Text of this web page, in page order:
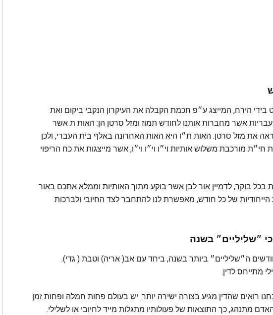
הירח, המייצג ע״פ חכמת הקבלה את העיקרון הנקבי ביקום ואת
אשר מחברות אותנו לחודש תמוז ומזל סרטן הן: האות ת אשר
את מזל סרטן. האות ת״ו היא האות האחרונה באלף בית העברי, ולכן
מורכבת משלוש אותיות וי״ו וי״ו וי״ו, אשר מייצגות את כח הריפוי
בכל בוקר, לדמיין אור לבן אשר בוקע מתוך האותיות וממלא אתכם באור
של כל חודש, מאפשרת לנו להתחבר לצד החיובי ולברכות
״שליליים״ בשנה
ה״שליליים״ ביותר בשנה, ביחד עם אב( אריה) וטבת ( גדי).
מתייחס לדין.
רואים שהדין מגיע בצורה ישירה יותר. יש בעולם פחות חמלה ופחות זמן
מתנהג, כך התוצאות של פעולותיו מתגלות מייד לחיובי או לשלילי.